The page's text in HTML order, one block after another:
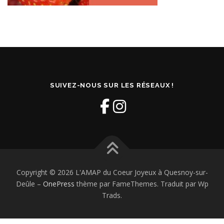
SUIVEZ-NOUS SUR LES RÉSEAUX !
Copyright © 2026 L'AMAP du Coeur Joyeux à Quesnoy-sur-
Deûle – OnePress thème par FameThemes. Traduit par Wp
Trads.